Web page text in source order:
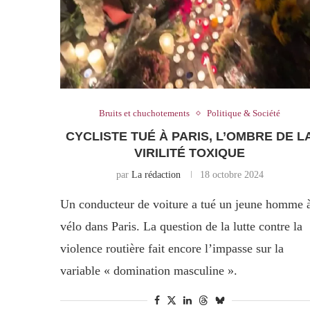
Bruits et chuchotements Politique & Société
CYCLISTE TUÉ À PARIS, L’OMBRE DE
VIRILITÉ TOXIQUE
par La rédaction 18 octobre 2024
Un conducteur de voiture a tué un jeune homme
vélo dans Paris. La question de la lutte contre la
violence routière fait encore l’impasse sur la
variable « domination masculine ».